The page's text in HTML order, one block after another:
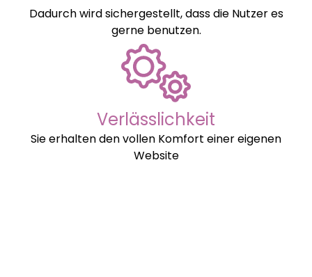
Dadurch wird sichergestellt, dass die Nutzer es
gerne benutzen.
Verlässlichkeit
Sie erhalten den vollen Komfort einer eigenen
Website